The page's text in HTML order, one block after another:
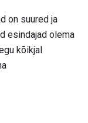
on suured ja
esindajad olema
kõikjal